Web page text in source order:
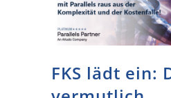
FKS lädt ein: